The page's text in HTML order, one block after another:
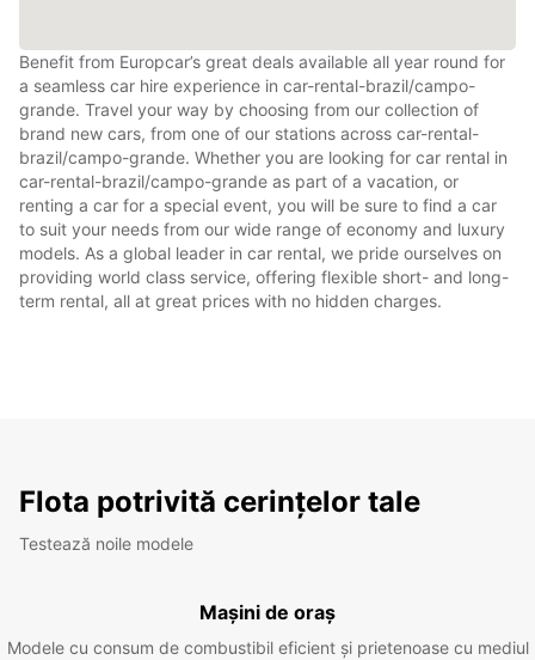
Benefit from Europcar’s great deals available all year round for
a seamless car hire experience in car-rental-brazil/campo-
grande. Travel your way by choosing from our collection of
brand new cars, from one of our stations across car-rental-
brazil/campo-grande. Whether you are looking for car rental in
car-rental-brazil/campo-grande as part of a vacation, or
renting a car for a special event, you will be sure to find a car
to suit your needs from our wide range of economy and luxury
models. As a global leader in car rental, we pride ourselves on
providing world class service, offering flexible short- and long-
term rental, all at great prices with no hidden charges.
Flota potrivită cerințelor tale
Testează noile modele
Mașini de oraș
Modele cu consum de combustibil eficient și prietenoase cu mediul